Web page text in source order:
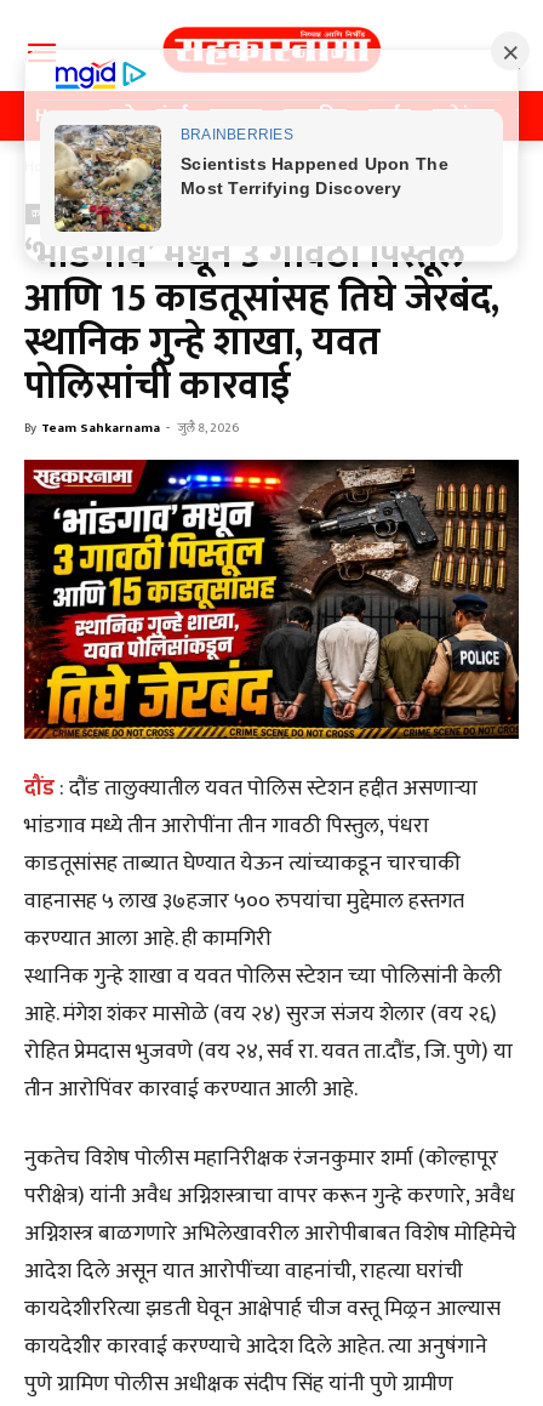
Home पुणे मुंबई महाराष्ट्र राजकीय क्राईम मनोरंजन
Home क्राईम
क्राईम
‘भांडगाव’ मधून 3 गावठी पिस्तूल
आणि 15 काडतूसांसह तिघे जेरबंद,
स्थानिक गुन्हे शाखा, यवत
पोलिसांची कारवाई
By Team Sahkarnama - जुलै 8, 2026
दौंड: दौंड तालुक्यातील यवत पोलिस स्टेशन हद्दीत असणाऱ्या
भांडगाव मध्ये तीन आरोपींना तीन गावठी पिस्तुल, पंधरा
काडतूसांसह ताब्यात घेण्यात येऊन त्यांच्याकडून चारचाकी
वाहनासह ५ लाख ३७हजार ५०० रुपयांचा मुद्देमाल हस्तगत
करण्यात आला आहे. ही कामगिरी
स्थानिक गुन्हे शाखा व यवत पोलिस स्टेशन च्या पोलिसांनी केली
आहे. मंगेश शंकर मासोळे (वय २४) सुरज संजय शेलार (वय २६)
रोहित प्रेमदास भुजवणे (वय २४, सर्व रा. यवत ता.दौंड, जि. पुणे) या
तीन आरोपिंवर कारवाई करण्यात आली आहे.
नुकतेच विशेष पोलीस महानिरीक्षक रंजनकुमार शर्मा (कोल्हापूर
परीक्षेत्र) यांनी अवैध अग्निशस्त्राचा वापर करून गुन्हे करणारे, अवैध
अग्निशस्त्र बाळगणारे अभिलेखावरील आरोपीबाबत विशेष मोहिमेचे
आदेश दिले असून यात आरोपींच्या वाहनांची, राहत्या घरांची
कायदेशीररित्या झडती घेवून आक्षेपार्ह चीज वस्तू मिळ्रन आल्यास
कायदेशीर कारवाई करण्याचे आदेश दिले आहेत. त्या अनुषंगाने
पुणे ग्रामिण पोलीस अधीक्षक संदीप सिंह यांनी पुणे ग्रामीण